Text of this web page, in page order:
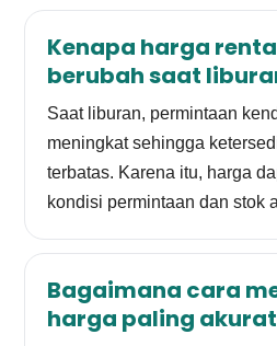
Kenapa harga
berubah saat
Saat liburan, permintaan
meningkat sehingga
terbatas. Karena itu, harga
kondisi permintaan dan stok
Bagaimana cara
harga paling